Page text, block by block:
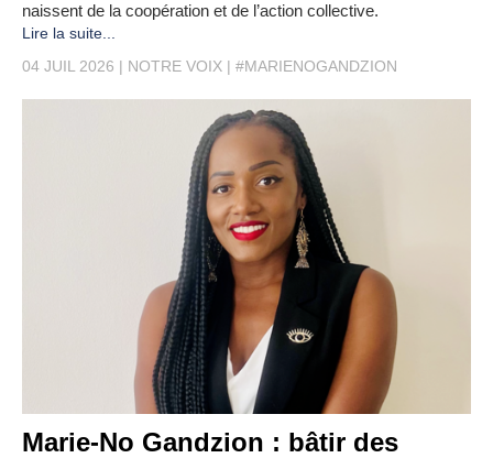
naissent de la coopération et de l’action collective.
Lire la suite...
04 JUIL 2026
NOTRE VOIX #MARIENOGANDZION
Marie-No Gandzion : bâtir des